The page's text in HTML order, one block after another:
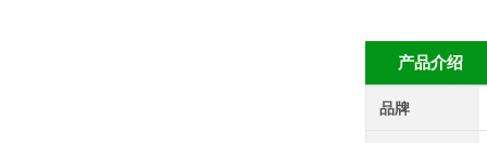
产品介绍
品牌